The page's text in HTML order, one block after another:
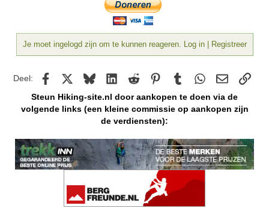
Je moet ingelogd zijn om te kunnen reageren. Log in | Registreer
Deel: Facebook BlueskyLinkedInReddit PinterestTumblr WhatsApp
E-mail
Steun Hiking-site.nl door aankopen te doen via de
volgende links (een kleine commissie op aankopen zijn
de verdiensten):